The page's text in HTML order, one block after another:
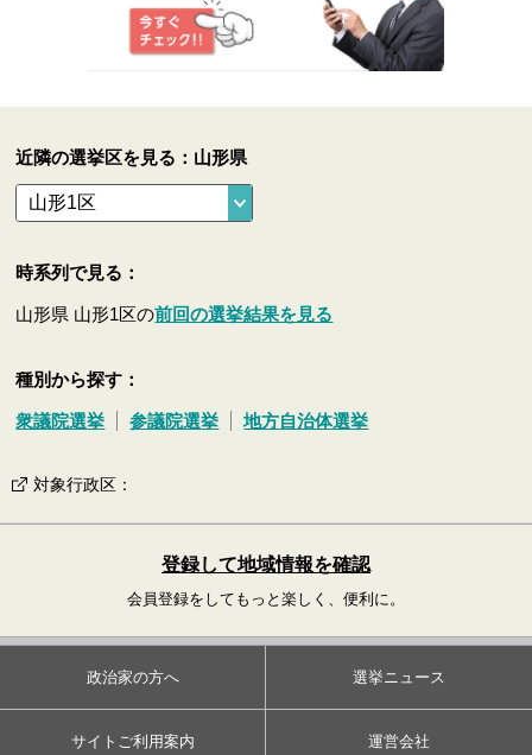
近隣の選挙区を見る：山形県
時系列で見る：
山形県 山形1区の前回の選挙結果を見る
種別から探す：
衆議院選挙 参議院選挙 地方自治体選挙
対象行政区 ：
登録して地域情報を確認
会員登録をしてもっと楽しく、便利に。
政治家の方へ 選挙ニュース
サイトご利用案内 運営会社